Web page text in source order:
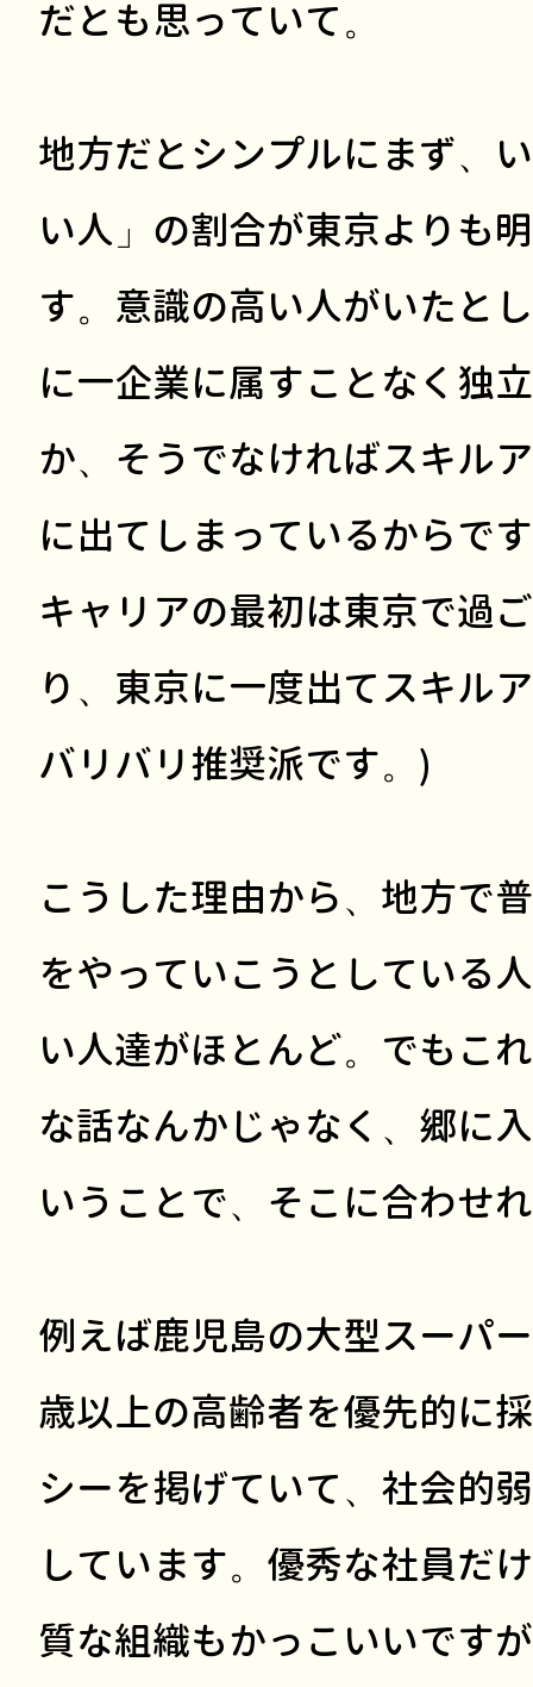
だとも思っていて。
地方だとシンプルにまず、
い人」の割合が東京よりも
す。意識の高い人がいたと
に一企業に属すことなく独
か、そうでなければスキル
に出てしまっているからで
キャリアの最初は東京で過
り、東京に一度出てスキル
バリバリ推奨派です。)
こうした理由から、地方で
をやっていこうとしている
い人達がほとんど。でもこ
な話なんかじゃなく、郷に
いうことで、そこに合わせ
例えば鹿児島の大型スーパ
歳以上の高齢者を優先的に
シーを掲げていて、社会的
しています。優秀な社員だ
質な組織もかっこいいです